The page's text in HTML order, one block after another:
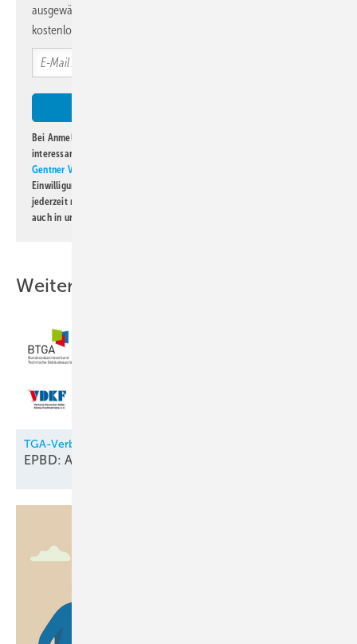
ausgewählte Informationen und Neuigkeiten, gebündelt und
kostenlos direkt ins Postfach.
Bei Anmeldung zu diesem Newsletter bin ich damit einverstanden, über
interessante Verlags- und Online-Angebote
Gentner Verlag GmbH & Co. KG
Einwilligung kann ich jederzeit widerrufen und eine Abmeldung ist
jederzeit möglich. Informationen zum Umgang mit Daten finden Sie
auch in unserer
Weitere Inhalte
TGA-Verbände
EPBD: Anforderungen an das